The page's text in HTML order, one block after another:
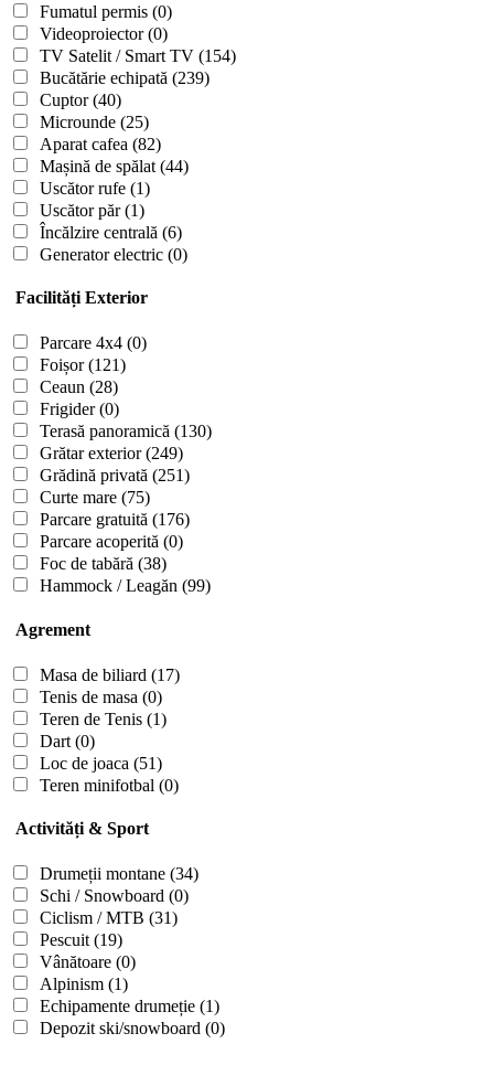
Fumatul permis (0)
Videoproiector(0)
TV Satelit / Smart TV (154)
Bucătărie echipată (239)
Cuptor(40)
Microunde (25)
Aparat cafea (82)
Mașină de spălat (44)
Uscător rufe (1)
Uscător păr(1)
Încălzire centrală (6)
Generator electric (0)
Facilități Exterior
Parcare 4x4 (0)
Foișor(121)
Ceaun (28)
Frigider(0)
Terasă panoramică (130)
Grătar exterior(249)
Grădină privată (251)
Curte mare (75)
Parcare gratuită (176)
Parcare acoperită (0)
Foc de tabără (38)
Hammock / Leagăn (99)
Agrement
Masa de biliard (17)
Tenis de masa (0)
Teren de Tenis (1)
Dart (0)
Loc de joaca (51)
Teren minifotbal (0)
Activități & Sport
Drumeții montane (34)
Schi / Snowboard (0)
Ciclism / MTB (31)
Pescuit(19)
Vânătoare (0)
Alpinism (1)
Echipamente drumeție (1)
Depozit ski/snowboard (0)